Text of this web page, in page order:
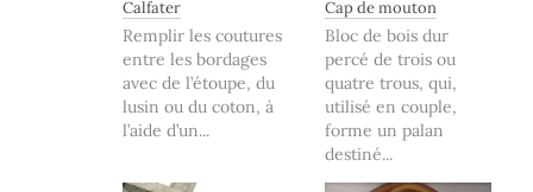
Calfater
Remplir les coutures
entre les bordages
avec de l’étoupe, du
lusin ou du coton, à
l’aide d’un...
Cap de mouton
Bloc de bois dur
percé de trois ou
quatre trous, qui,
utilisé en couple,
forme un palan
destiné...